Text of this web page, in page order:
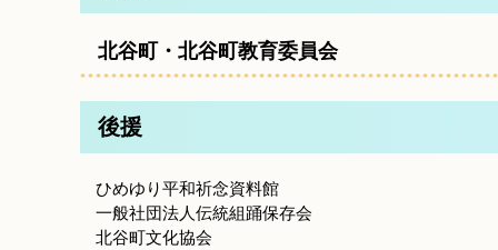
北谷町・北谷町教育委員会
後援
ひめゆり平和祈念資料館
一般社団法人伝統組踊保存会
北谷町文化協会